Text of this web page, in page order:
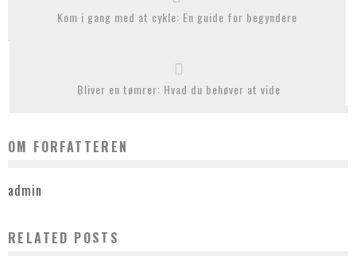
Kom i gang med at cykle: En guide for begyndere
Bliver en tømrer: Hvad du behøver at vide
OM FORFATTEREN
admin
RELATED POSTSHER ER DE BEDSTE FACILITETER TIL KONFERENCE